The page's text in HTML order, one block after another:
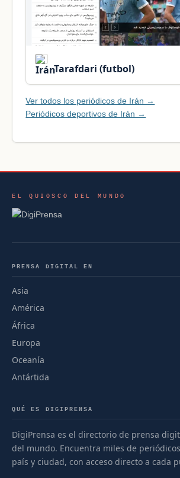
Tarafdari (futbol)
Ver todos los periódicos de Irán →
Periódicos deportivos de Irán →
EL QUIOSCO DEL MUNDO
PRENSA DIGITAL EN
Asia
América
África
Europa
Oceanía
Antártida
QUÉ ES DIGIPRENSA
DigiPrensa es el directorio de prensa
del mundo. Encuentra miles de
país y ciudad, con acceso directo a cada